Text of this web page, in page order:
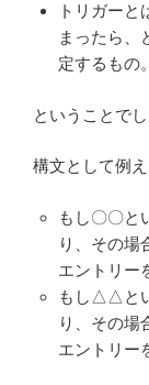
トリガー
まったら、
定するもの。
ということでし
構文として例え
もし〇〇と
り、その場
エントリー
もし△△と
り、その場
エントリー